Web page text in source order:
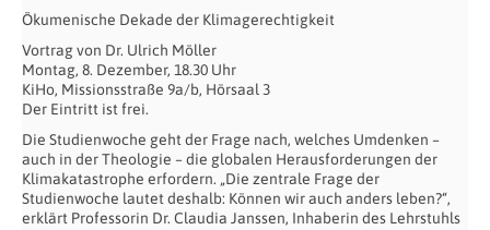
Ökumenische Dekade der Klimagerechtigkeit
Vortrag von Dr. Ulrich Möller
Montag, 8. Dezember, 18.30 Uhr
KiHo, Missionsstraße 9a/b, Hörsaal 3
Der Eintritt ist frei.
Die Studienwoche geht der Frage nach, welches Umdenken –
auch in der Theologie – die globalen Herausforderungen der
Klimakatastrophe erfordern. „Die zentrale Frage der
Studienwoche lautet deshalb: Können wir auch anders leben?“,
erklärt Professorin Dr. Claudia Janssen, Inhaberin des Lehrstuhls